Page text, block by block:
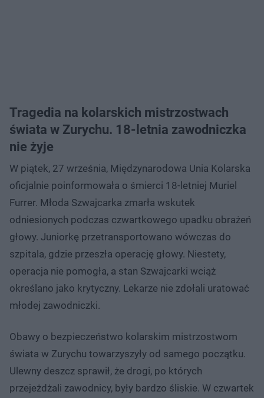
Tragedia na kolarskich mistrzostwach
świata w Zurychu. 18-letnia zawodniczka
nie żyje
W piątek, 27 września, Międzynarodowa Unia Kolarska
oficjalnie poinformowała o śmierci 18-letniej Muriel
Furrer. Młoda Szwajcarka zmarła wskutek
odniesionych podczas czwartkowego upadku obrażeń
głowy. Juniorkę przetransportowano wówczas do
szpitala, gdzie przeszła operację głowy. Niestety,
operacja nie pomogła, a stan Szwajcarki wciąż
określano jako krytyczny. Lekarze nie zdołali uratować
młodej zawodniczki.
Obawy o bezpieczeństwo kolarskim mistrzostwom
świata w Zurychu towarzyszyły od samego początku.
Ulewny deszcz sprawił, że drogi, po których
przejeżdżali zawodnicy, były bardzo śliskie. W czwartek